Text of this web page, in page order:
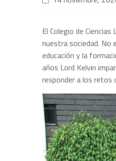
El Colegio de
nuestra sociedad. No
educación y la
años Lord Kelvin
responder a los retos